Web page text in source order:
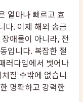
얼마나 빠르고 효
다. 이제 해외 송금
애물이 아니라, 전
입니다. 복잡한 절
러다임에서 벗어나
질 수밖에 없습니
명확하고 강력한